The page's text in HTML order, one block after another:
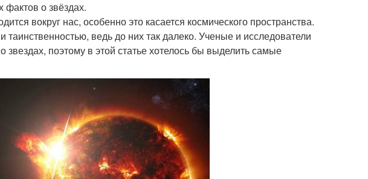
о звёздах.
вокруг нас, особенно это касается космического пространства.
ведь до них так далеко. Ученые и исследователи
поэтому в этой статье хотелось бы выделить самые